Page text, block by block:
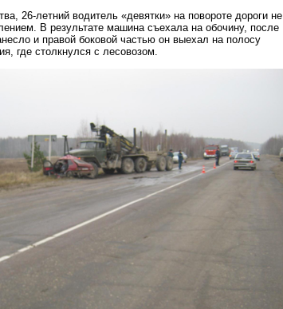
26-летний водитель «девятки» на повороте дороги не
В результате машина съехала на обочину, после
и правой боковой частью он выехал на полосу
где столкнулся с лесовозом.